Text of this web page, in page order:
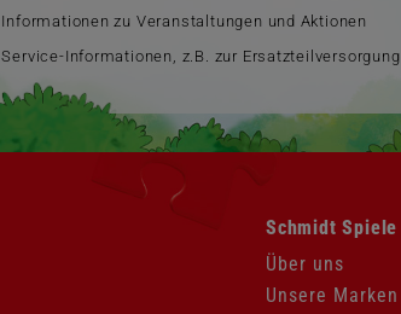
Informationen zu Veranstaltungen und Aktionen
Service-Informationen, z.B. zur Ersatzteilversorgung
Navigation
überspringen
Schmidt Spiele
Über uns
Unsere Marken